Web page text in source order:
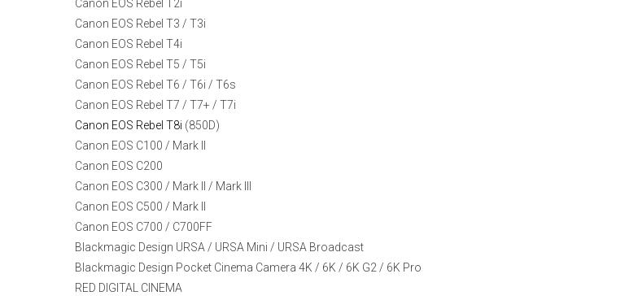
Canon EOS Rebel T2i
Canon EOS Rebel T3 / T3i
Canon EOS Rebel T4i
Canon EOS Rebel T5 / T5i
Canon EOS Rebel T6 / T6i / T6s
Canon EOS Rebel T7 / T7+ / T7i
Canon EOS Rebel T8i (850D)
Canon EOS C100 / Mark II
Canon EOS C200
Canon EOS C300 / Mark II / Mark III
Canon EOS C500 / Mark II
Canon EOS C700 / C700FF
Blackmagic Design URSA / URSA Mini / URSA Broadcast
Blackmagic Design Pocket Cinema Camera 4K / 6K / 6K G2 / 6K Pro
RED DIGITAL CINEMA